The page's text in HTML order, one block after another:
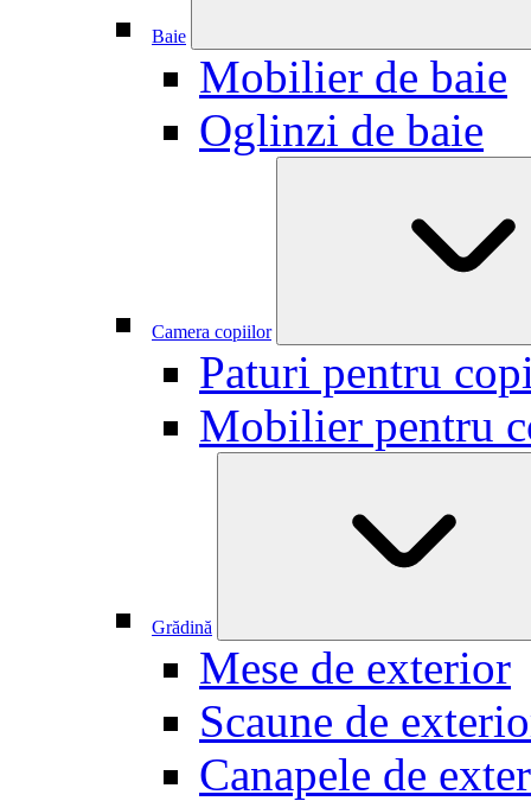
Baie
Mobilier de baie
Oglinzi de baie
Camera copiilor
Paturi pentru
Mobilier pentru
Grădină
Mese de exterior
Scaune de
Canapele de